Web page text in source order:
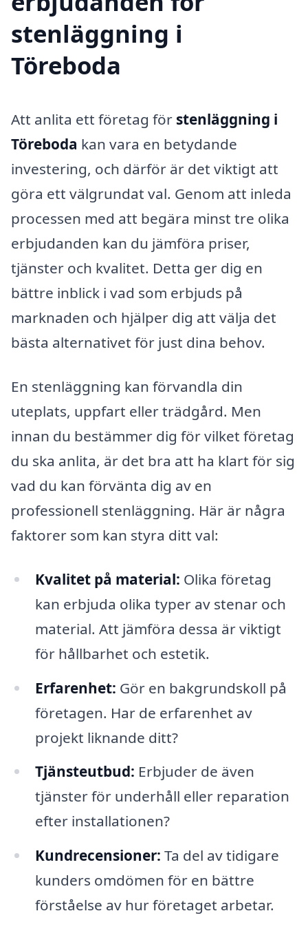
stenläggning i
Töreboda
Att anlita ett företag för stenläggning i
Töreboda kan vara en betydande
investering, och därför är det viktigt att
göra ett välgrundat val. Genom att inleda
processen med att begära minst tre olika
erbjudanden kan du jämföra priser,
tjänster och kvalitet. Detta ger dig en
bättre inblick i vad som erbjuds på
marknaden och hjälper dig att välja det
bästa alternativet för just dina behov.
En stenläggning kan förvandla din
uteplats, uppfart eller trädgård. Men
innan du bestämmer dig för vilket företag
du ska anlita, är det bra att ha klart för sig
vad du kan förvänta dig av en
professionell stenläggning. Här är några
faktorer som kan styra ditt val:
Kvalitet på material: Olika företag
kan erbjuda olika typer av stenar och
material. Att jämföra dessa är viktigt
för hållbarhet och estetik.
Erfarenhet: Gör en bakgrundskoll på
företagen. Har de erfarenhet av
projekt liknande ditt?
Tjänsteutbud: Erbjuder de även
tjänster för underhåll eller reparation
efter installationen?
Kundrecensioner: Ta del av tidigare
kunders omdömen för en bättre
förståelse av hur företaget arbetar.